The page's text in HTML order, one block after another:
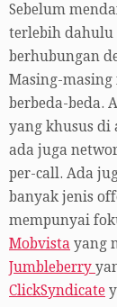
Sebelum
terlebih dahulu
berhubungan
Masing-
berbeda-beda.
yang khusus di
ada juga
per-call. Ada
banyak jenis
mempunyai
Mobvista yang
Jumbleberry
ClickSyndicate